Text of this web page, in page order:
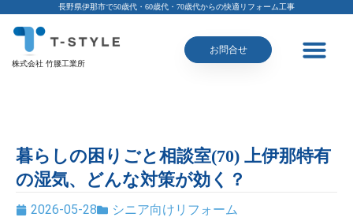
長野県伊那市で50歳代・60歳代・70歳代からの快適リフォーム工事
株式会社 竹腰工業所
お問合せ
暮らしの困りごと相談室(70) 上伊那特有
の湿気、どんな対策が効く？
2026-05-28
シニア向けリフォーム